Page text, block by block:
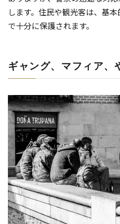
します。住民や観光客は、基
で十分に保護されます。
ギャング、マフィア、